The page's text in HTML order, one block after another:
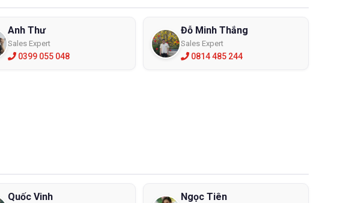
Anh Thư
Sales Expert
0399 055 048
Đỗ Minh Thắng
Sales Expert
0814 485 244
Quốc Vinh Ngọc Tiên